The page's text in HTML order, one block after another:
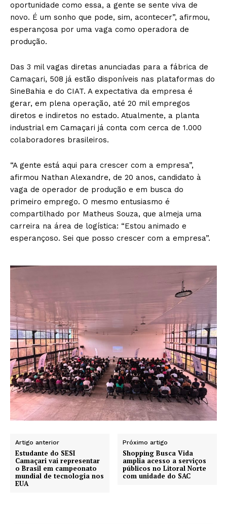
oportunidade como essa, a gente se sente viva de
novo. É um sonho que pode, sim, acontecer”, afirmou,
esperançosa por uma vaga como operadora de
produção.
Das 3 mil vagas diretas anunciadas para a fábrica de
Camaçari, 508 já estão disponíveis nas plataformas do
SineBahia e do CIAT. A expectativa da empresa é
gerar, em plena operação, até 20 mil empregos
diretos e indiretos no estado. Atualmente, a planta
industrial em Camaçari já conta com cerca de 1.000
colaboradores brasileiros.
“A gente está aqui para crescer com a empresa”,
afirmou Nathan Alexandre, de 20 anos, candidato à
vaga de operador de produção e em busca do
primeiro emprego. O mesmo entusiasmo é
compartilhado por Matheus Souza, que almeja uma
carreira na área de logística: “Estou animado e
esperançoso. Sei que posso crescer com a empresa”.
Artigo anterior
Estudante do SESI
Camaçari vai representar
o Brasil em campeonato
mundial de tecnologia nos
EUA
Próximo artigo
Shopping Busca Vida
amplia acesso a serviços
públicos no Litoral Norte
com unidade do SAC